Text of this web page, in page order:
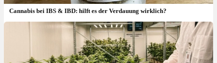
Cannabis bei IBS & IBD: hilft es der Verdauung wirklich?